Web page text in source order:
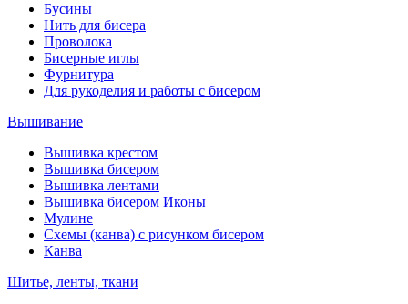
Бусины
Нить для бисера
Проволока
Бисерные иглы
Фурнитура
Для рукоделия и работы с бисером
Вышивание
Вышивка крестом
Вышивка бисером
Вышивка лентами
Вышивка бисером Иконы
Мулине
Схемы (канва) с рисунком бисером
Канва
Шитье, ленты, ткани